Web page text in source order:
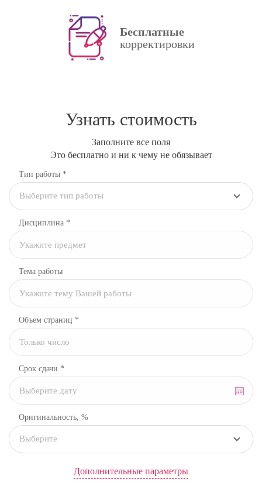
Бесплатные
корректировки
Узнать стоимость
Заполните все поля
Это бесплатно и ни к чему не обязывает
Тип работы *
Выберите тип работы
Дисциплина *
Тема работы
Объем страниц *
Срок сдачи *
Оригинальность, %
Выберите
Дополнительные параметры